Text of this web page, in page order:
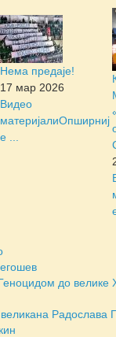
Нема предаје!
17 мар 2026
Видео
материјалиОпширниј
е ...
до велике
Радослава